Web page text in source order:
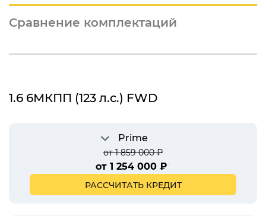
Сравнение комплектаций
1.6 6МКПП (123 л.с.) FWD
Prime
от 1 859 000 ₽
от 1 254 000 ₽*
РАССЧИТАТЬ КРЕДИТ